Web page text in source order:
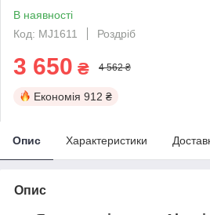
В наявності
Код: MJ1611
Роздріб
3 650 ₴ 4 562 ₴
Економія 912 ₴
Опис Характеристики
Опис